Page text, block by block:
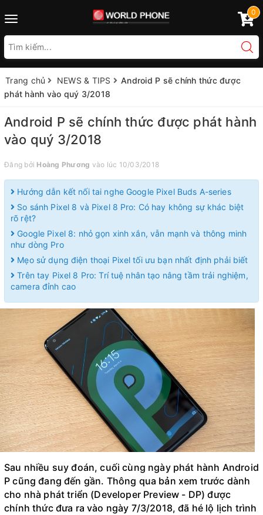
Toggle
0
Trang chủ NEWS & TIPS
Android P sẽ chính thức được
phát hành vào quý 3/2018
Android P sẽ chính thức được phát hành
vào quý 3/2018
Đăng bởi Hoàng Phương vào lúc 10/03/2018
Hướng dẫn kết nối tai nghe Google Pixel Buds A-series
So sánh Pixel 8 và Pixel 8 Pro: Có hay không sự khác biệt
rõ rệt?
Google Pixel 8: nhỏ gọn xinh xắn, vẫn mạnh và thông minh
như dòng Pro
Mẹo sử dụng điện thoại Pixel tối ưu bạn nhất định phải biết
Trên tay Pixel 8 Pro: Trí tuệ nhân tạo nâng tầm trải nghiệm,
camera đỉnh cao
Sau nhiều suy đoán, cuối cùng ngày phát hành Android
P cũng đang đến gần. Thông qua bản xem trước dành
cho nhà phát triển (Developer Preview - DP) được
chính thức đưa ra vào ngày 7/3/2018, đã hé lộ lịch trình